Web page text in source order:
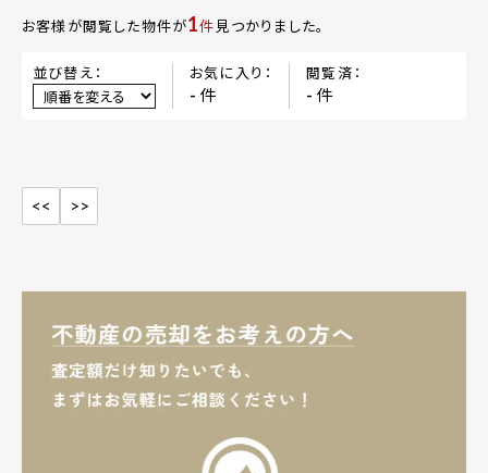
お客様が閲覧した物件が1件見つかりました。
並び替え： お気に入り：
- 件
閲覧済：
- 件
<< >>